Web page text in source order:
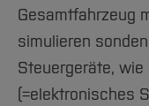
Gesamtfahrzeug
simulieren
Steuergeräte,
(=elektronisches